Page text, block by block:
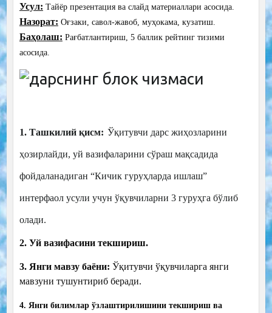
Усул: Тайёр презентация ва слайд материаллари асосида.
Назорат: Оғзаки, савол-жавоб, муҳокама, кузатиш.
Баҳолаш: Рағбатлантириш, 5 баллик рейтинг тизими
асосида.
1. Ташкилий қисм: Ўқитувчи дарс жиҳозларини
ҳозирлайди, уй вазифаларини сўраш мақсадида
фойдаланадиган “Кичик гуруҳларда ишлаш”
интерфаол усули учун ўқувчиларни 3 гуруҳга бўлиб
олади.
2. Уй вазифасини текшириш.
3. Янги мавзу баёни: Ўқитувчи ўқувчиларга янги
мавзуни тушунтириб беради.
4. Янги билимлар ўзлаштирилишини текшириш ва